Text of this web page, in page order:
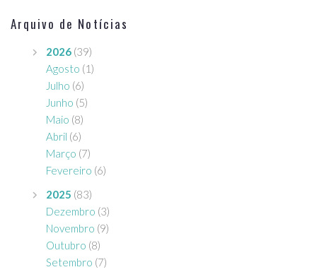
Arquivo de Notícias
2026 (39)
Agosto (1)
Julho (6)
Junho (5)
Maio (8)
Abril (6)
Março (7)
Fevereiro (6)
2025 (83)
Dezembro (3)
Novembro (9)
Outubro (8)
Setembro (7)